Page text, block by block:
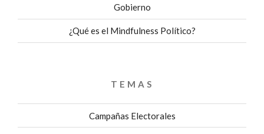
Gobierno
¿Qué es el Mindfulness Político?
TEMAS
Campañas Electorales